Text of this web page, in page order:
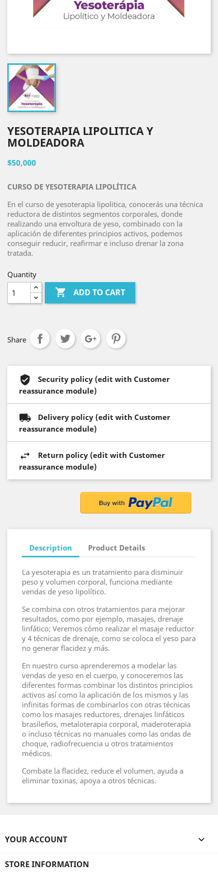
YESOTERAPIA LIPOLITICA Y
MOLDEADORA
$50,000
CURSO DE YESOTERAPIA LIPOLÍTICA
En el curso de yesoterapia lipolitica, conocerás una técnica
reductora de distintos segmentos corporales, donde
realizando una envoltura de yeso, combinado con la
aplicación de diferentes principios activos, podemos
conseguir reducir, reafirmar e incluso drenar la zona
tratada.
Quantity
 ADD TO CART
Share
Security policy (edit with Customer
reassurance module)
Delivery policy (edit with Customer
reassurance module)
Return policy (edit with Customer
reassurance module)
Description Product Details
La yesoterapia es un tratamiento para disminuir
peso y volumen corporal, funciona mediante
vendas de yeso lipolítico.
Se combina con otros tratamientos para mejorar
resultados, como por ejemplo, masajes, drenaje
linfático; Veremos cómo realizar el masaje reductor
y 4 técnicas de drenaje, como se coloca el yeso para
no generar flacidez y más.
En nuestro curso aprenderemos a modelar las
vendas de yeso en el cuerpo, y conoceremos las
diferentes formas combinar los distintos principios
activos así como la aplicación de los mismos y las
infinitas formas de combinarlos con otras técnicas
como los masajes reductores, drenajes linfáticos
brasileños, metaloterapia corporal, maderoterapia
o incluso técnicas no manuales como las ondas de
choque, radiofrecuencia u otros tratamientos
médicos.
Combate la flacidez, reduce el volumen, ayuda a
eliminar toxinas, apoya a otros técnicas.
YOUR ACCOUNT 
STORE INFORMATION